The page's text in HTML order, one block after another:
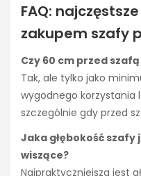
FAQ:
zakupem szafy
Czy 60 cm przed
Tak, ale tylko jako
wygodnego korzystania
szczególnie gdy przed
Jaka głębokość
wiszące?
Najpraktyczniejsza jest